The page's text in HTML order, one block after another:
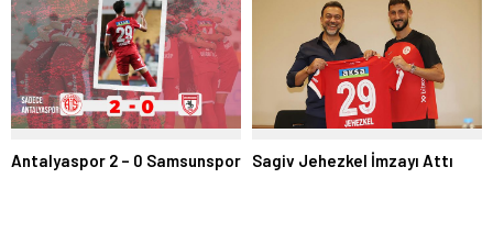
Antalyaspor 2 – 0 Samsunspor Sagiv Jehezkel İmzayı Attı